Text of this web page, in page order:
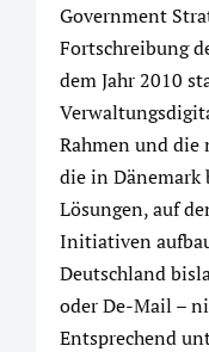
Government
Fortschreibung
dem Jahr 2010
Rahmen und
die in Dänemark
Lösungen, auf
Initiativen
Deutschland
oder De-Mail –
Entsprechend